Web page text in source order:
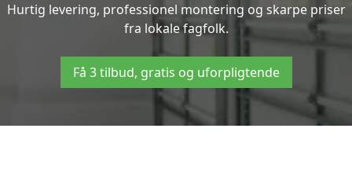
Hurtig levering, professionel montering og skarpe priser
fra lokale fagfolk.
Få 3 tilbud, gratis og uforpligtende